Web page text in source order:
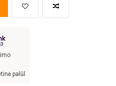
norma –